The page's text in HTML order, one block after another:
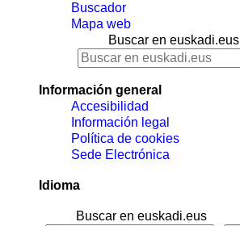
Buscador
Mapa web
Buscar en euskadi.eus
Información general
Accesibilidad
Información legal
Política de cookies
Sede Electrónica
Idioma
Buscar en euskadi.eus